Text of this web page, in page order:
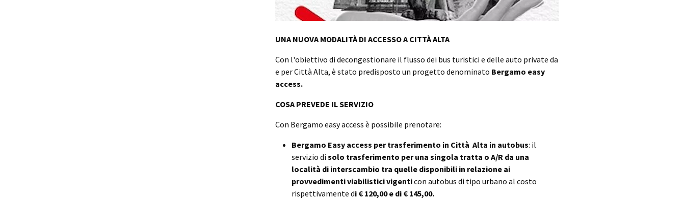
UNA NUOVA MODALITÀ DI ACCESSO A CITTÀ ALTA
Con l'obiettivo di decongestionare il flusso dei bus turistici e delle auto private da
e per Città Alta, è stato predisposto un progetto denominato Bergamo easy
access.
COSA PREVEDE IL SERVIZIO
Con Bergamo easy access è possibile prenotare:
Bergamo Easy access per trasferimento in Città Alta in autobus: il
servizio di solo trasferimento per una singola tratta o A/R da una
località di interscambio tra quelle disponibili in relazione ai
provvedimenti viabilistici vigenticon autobus di tipo urbano al costo
rispettivamente di € 120,00 e di € 145,00.